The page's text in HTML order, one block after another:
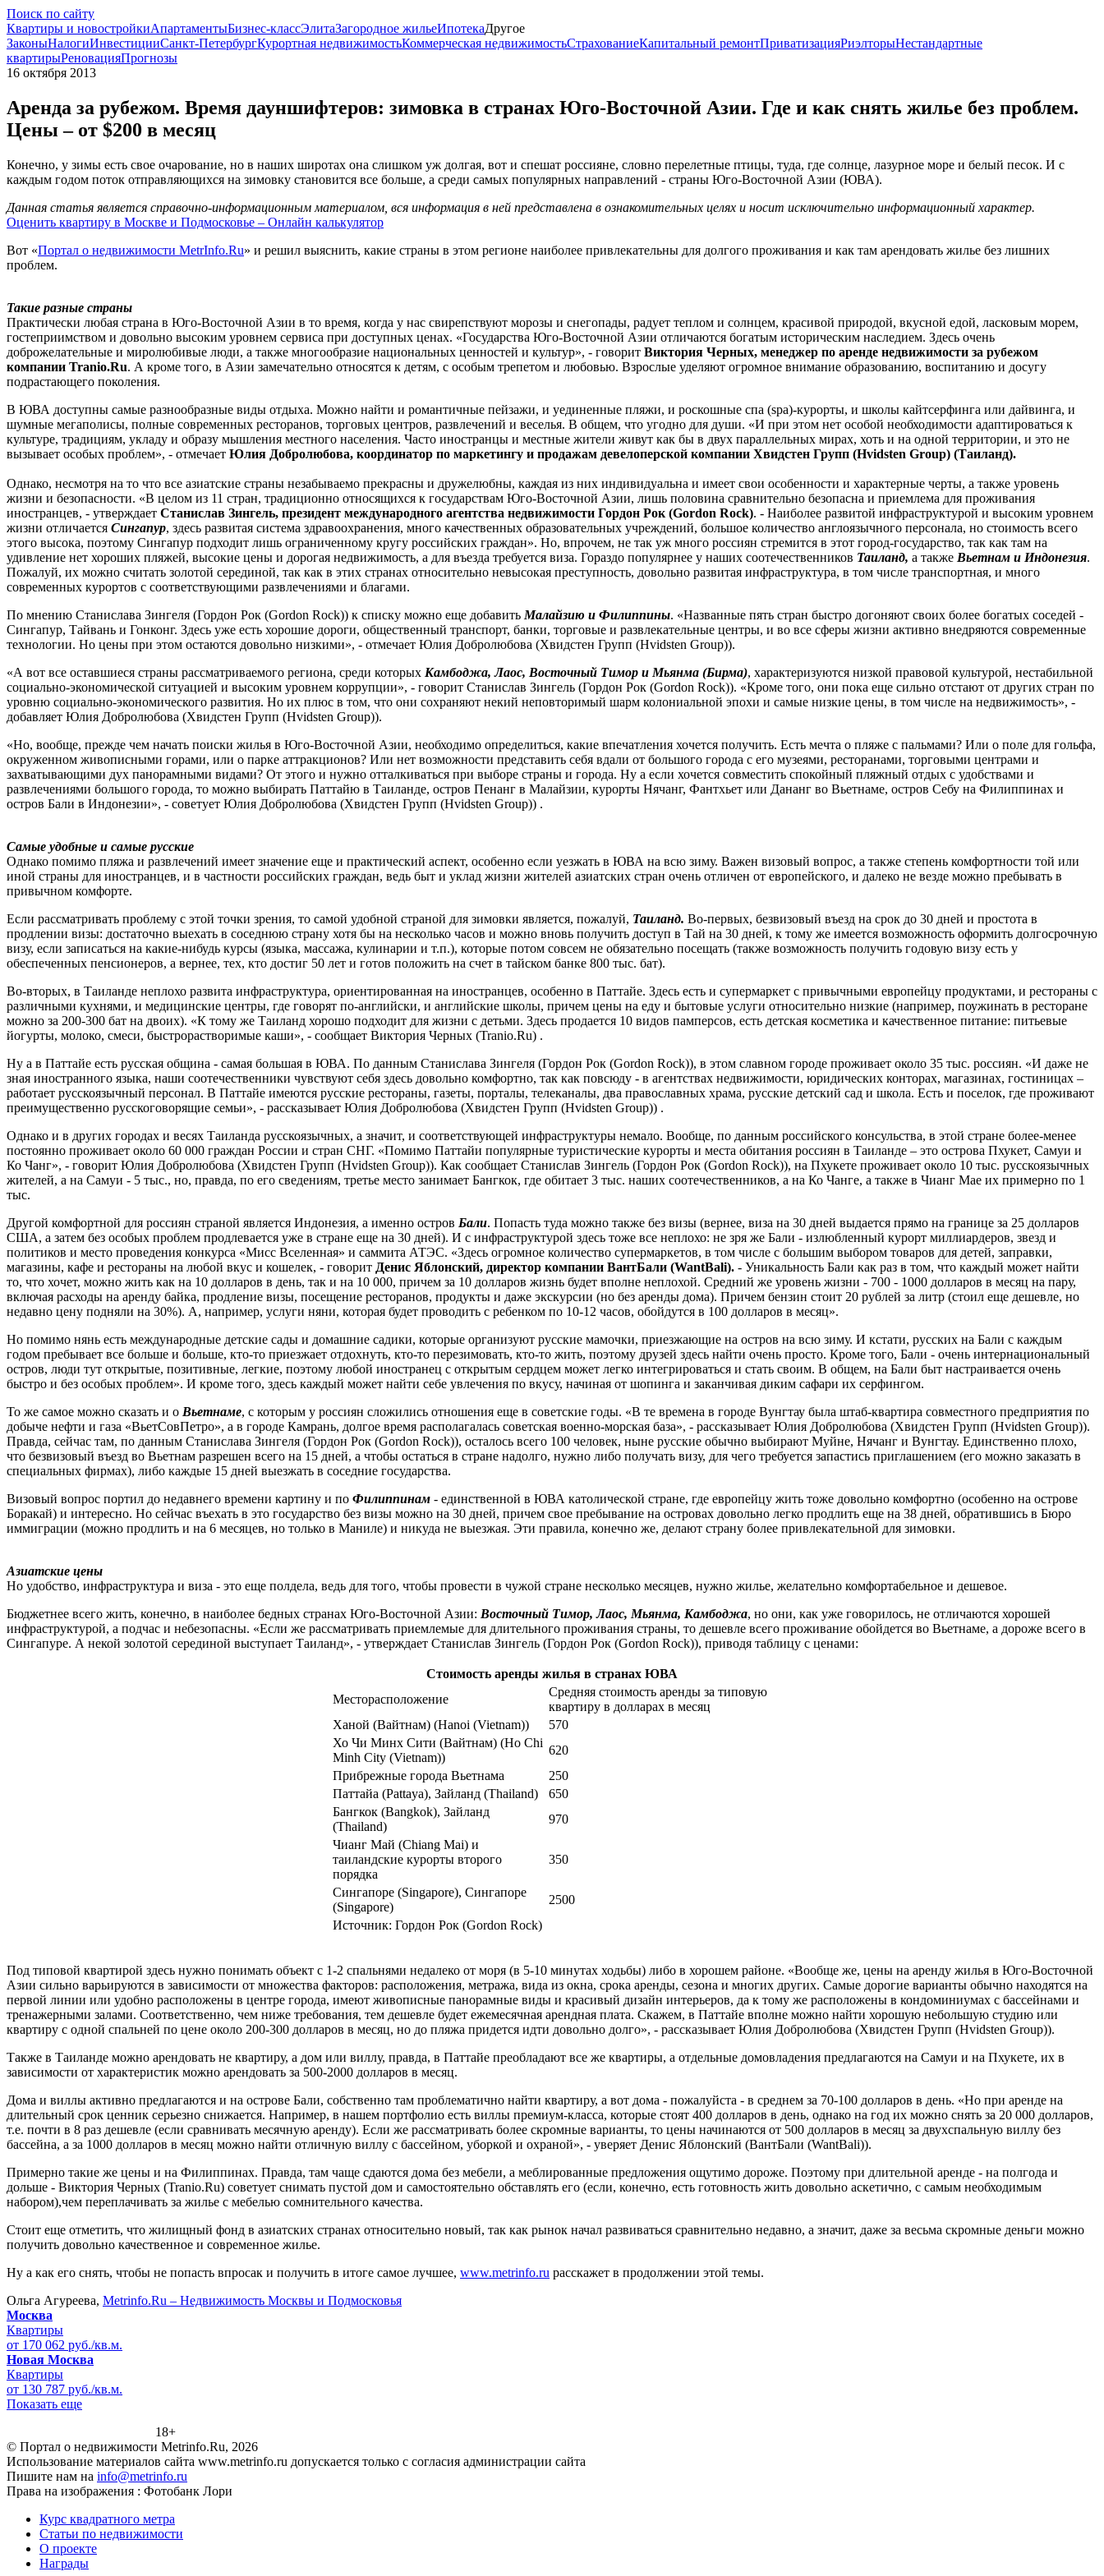
Поиск по сайту
Квартиры и новостройкиАпартаментыБизнес-классЭлитаЗагородное жильеИпотекаДругое
ЗаконыНалогиИнвестицииСанкт-ПетербургКурортная недвижимостьКоммерческая недвижимостьСтрахованиеКапитальный ремонтПриватизацияРиэлторыНестандартные
квартирыРеновацияПрогнозы
16 октября 2013
Аренда за рубежом. Время дауншифтеров: зимовка в странах Юго-Восточной Азии. Где и как снять жилье без проблем.
Цены – от $200 в месяц
Конечно, у зимы есть свое очарование, но в наших широтах она слишком уж долгая, вот и спешат россияне, словно перелетные птицы, туда, где солнце, лазурное море и белый песок. И с
каждым годом поток отправляющихся на зимовку становится все больше, а среди самых популярных направлений - страны Юго-Восточной Азии (ЮВА).
Данная статья является справочно-информационным материалом, вся информация в ней представлена в ознакомительных целях и носит исключительно информационный характер.
Оценить квартиру в Москве и Подмосковье – Онлайн калькулятор
Вот «Портал о недвижимости MetrInfo.Ru» и решил выяснить, какие страны в этом регионе наиболее привлекательны для долгого проживания и как там арендовать жилье без лишних
проблем.
Такие разные страны
Практически любая страна в Юго-Восточной Азии в то время, когда у нас свирепствуют морозы и снегопады, радует теплом и солнцем, красивой природой, вкусной едой, ласковым морем,
гостеприимством и довольно высоким уровнем сервиса при доступных ценах. «Государства Юго-Восточной Азии отличаются богатым историческим наследием. Здесь очень
доброжелательные и миролюбивые люди, а также многообразие национальных ценностей и культур», - говорит Виктория Черных, менеджер по аренде недвижимости за рубежом
компании Tranio.Ru. А кроме того, в Азии замечательно относятся к детям, с особым трепетом и любовью. Взрослые уделяют огромное внимание образованию, воспитанию и досугу
подрастающего поколения.
В ЮВА доступны самые разнообразные виды отдыха. Можно найти и романтичные пейзажи, и уединенные пляжи, и роскошные спа (spa)-курорты, и школы кайтсерфинга или дайвинга, и
шумные мегаполисы, полные современных ресторанов, торговых центров, развлечений и веселья. В общем, что угодно для души. «И при этом нет особой необходимости адаптироваться к
культуре, традициям, укладу и образу мышления местного населения. Часто иностранцы и местные жители живут как бы в двух параллельных мирах, хоть и на одной территории, и это не
вызывает особых проблем», - отмечает Юлия Добролюбова, координатор по маркетингу и продажам девелоперской компании Хвидстен Групп (Hvidsten Group) (Таиланд).
Однако, несмотря на то что все азиатские страны незабываемо прекрасны и дружелюбны, каждая из них индивидуальна и имеет свои особенности и характерные черты, а также уровень
жизни и безопасности. «В целом из 11 стран, традиционно относящихся к государствам Юго-Восточной Азии, лишь половина сравнительно безопасна и приемлема для проживания
иностранцев, - утверждает Станислав Зингель, президент международного агентства недвижимости Гордон Рок (Gordon Rock). - Наиболее развитой инфраструктурой и высоким уровнем
жизни отличается Сингапур, здесь развитая система здравоохранения, много качественных образовательных учреждений, большое количество англоязычного персонала, но стоимость всего
этого высока, поэтому Сингапур подходит лишь ограниченному кругу российских граждан». Но, впрочем, не так уж много россиян стремится в этот город-государство, так как там на
удивление нет хороших пляжей, высокие цены и дорогая недвижимость, а для въезда требуется виза. Гораздо популярнее у наших соотечественников Таиланд, а также Вьетнам и Индонезия.
Пожалуй, их можно считать золотой серединой, так как в этих странах относительно невысокая преступность, довольно развитая инфраструктура, в том числе транспортная, и много
современных курортов с соответствующими развлечениями и благами.
По мнению Станислава Зингеля (Гордон Рок (Gordon Rock)) к списку можно еще добавить Малайзию и Филиппины. «Названные пять стран быстро догоняют своих более богатых соседей -
Сингапур, Тайвань и Гонконг. Здесь уже есть хорошие дороги, общественный транспорт, банки, торговые и развлекательные центры, и во все сферы жизни активно внедряются современные
технологии. Но цены при этом остаются довольно низкими», - отмечает Юлия Добролюбова (Хвидстен Групп (Hvidsten Group)).
«А вот все оставшиеся страны рассматриваемого региона, среди которых Камбоджа, Лаос, Восточный Тимор и Мьянма (Бирма), характеризуются низкой правовой культурой, нестабильной
социально-экономической ситуацией и высоким уровнем коррупции», - говорит Станислав Зингель (Гордон Рок (Gordon Rock)). «Кроме того, они пока еще сильно отстают от других стран по
уровню социально-экономического развития. Но их плюс в том, что они сохраняют некий неповторимый шарм колониальной эпохи и самые низкие цены, в том числе на недвижимость», -
добавляет Юлия Добролюбова (Хвидстен Групп (Hvidsten Group)).
«Но, вообще, прежде чем начать поиски жилья в Юго-Восточной Азии, необходимо определиться, какие впечатления хочется получить. Есть мечта о пляже с пальмами? Или о поле для гольфа,
окруженном живописными горами, или о парке аттракционов? Или нет возможности представить себя вдали от большого города с его музеями, ресторанами, торговыми центрами и
захватывающими дух панорамными видами? От этого и нужно отталкиваться при выборе страны и города. Ну а если хочется совместить спокойный пляжный отдых с удобствами и
развлечениями большого города, то можно выбирать Паттайю в Таиланде, остров Пенанг в Малайзии, курорты Нячанг, Фантхьет или Дананг во Вьетнаме, остров Себу на Филиппинах и
остров Бали в Индонезии», - советует Юлия Добролюбова (Хвидстен Групп (Hvidsten Group)) .
Самые удобные и самые русские
Однако помимо пляжа и развлечений имеет значение еще и практический аспект, особенно если уезжать в ЮВА на всю зиму. Важен визовый вопрос, а также степень комфортности той или
иной страны для иностранцев, и в частности российских граждан, ведь быт и уклад жизни жителей азиатских стран очень отличен от европейского, и далеко не везде можно пребывать в
привычном комфорте.
Если рассматривать проблему с этой точки зрения, то самой удобной страной для зимовки является, пожалуй, Таиланд. Во-первых, безвизовый въезд на срок до 30 дней и простота в
продлении визы: достаточно выехать в соседнюю страну хотя бы на несколько часов и можно вновь получить доступ в Тай на 30 дней, к тому же имеется возможность оформить долгосрочную
визу, если записаться на какие-нибудь курсы (языка, массажа, кулинарии и т.п.), которые потом совсем не обязательно посещать (также возможность получить годовую визу есть у
обеспеченных пенсионеров, а вернее, тех, кто достиг 50 лет и готов положить на счет в тайском банке 800 тыс. бат).
Во-вторых, в Таиланде неплохо развита инфраструктура, ориентированная на иностранцев, особенно в Паттайе. Здесь есть и супермаркет с привычными европейцу продуктами, и рестораны с
различными кухнями, и медицинские центры, где говорят по-английски, и английские школы, причем цены на еду и бытовые услуги относительно низкие (например, поужинать в ресторане
можно за 200-300 бат на двоих). «К тому же Таиланд хорошо подходит для жизни с детьми. Здесь продается 10 видов памперсов, есть детская косметика и качественное питание: питьевые
йогурты, молоко, смеси, быстрорастворимые каши», - сообщает Виктория Черных (Tranio.Ru) .
Ну а в Паттайе есть русская община - самая большая в ЮВА. По данным Станислава Зингеля (Гордон Рок (Gordon Rock)), в этом славном городе проживает около 35 тыс. россиян. «И даже не
зная иностранного языка, наши соотечественники чувствуют себя здесь довольно комфортно, так как повсюду - в агентствах недвижимости, юридических конторах, магазинах, гостиницах –
работает русскоязычный персонал. В Паттайе имеются русские рестораны, газеты, порталы, телеканалы, два православных храма, русские детский сад и школа. Есть и поселок, где проживают
преимущественно русскоговорящие семьи», - рассказывает Юлия Добролюбова (Хвидстен Групп (Hvidsten Group)) .
Однако и в других городах и весях Таиланда русскоязычных, а значит, и соответствующей инфраструктуры немало. Вообще, по данным российского консульства, в этой стране более-менее
постоянно проживает около 60 000 граждан России и стран СНГ. «Помимо Паттайи популярные туристические курорты и места обитания россиян в Таиланде – это острова Пхукет, Самуи и
Ко Чанг», - говорит Юлия Добролюбова (Хвидстен Групп (Hvidsten Group)). Как сообщает Станислав Зингель (Гордон Рок (Gordon Rock)), на Пхукете проживает около 10 тыс. русскоязычных
жителей, а на Самуи - 5 тыс., но, правда, по его сведениям, третье место занимает Бангкок, где обитает 3 тыс. наших соотечественников, а на Ко Чанге, а также в Чианг Мае их примерно по 1
тыс.
Другой комфортной для россиян страной является Индонезия, а именно остров Бали. Попасть туда можно также без визы (вернее, виза на 30 дней выдается прямо на границе за 25 долларов
США, а затем без особых проблем продлевается уже в стране еще на 30 дней). И с инфраструктурой здесь тоже все неплохо: не зря же Бали - излюбленный курорт миллиардеров, звезд и
политиков и место проведения конкурса «Мисс Вселенная» и саммита АТЭС. «Здесь огромное количество супермаркетов, в том числе с большим выбором товаров для детей, заправки,
магазины, кафе и рестораны на любой вкус и кошелек, - говорит Денис Яблонский, директор компании ВантБали (WantBali). - Уникальность Бали как раз в том, что каждый может найти
то, что хочет, можно жить как на 10 долларов в день, так и на 10 000, причем за 10 долларов жизнь будет вполне неплохой. Средний же уровень жизни - 700 - 1000 долларов в месяц на пару,
включая расходы на аренду байка, продление визы, посещение ресторанов, продукты и даже экскурсии (но без аренды дома). Причем бензин стоит 20 рублей за литр (стоил еще дешевле, но
недавно цену подняли на 30%). А, например, услуги няни, которая будет проводить с ребенком по 10-12 часов, обойдутся в 100 долларов в месяц».
Но помимо нянь есть международные детские сады и домашние садики, которые организуют русские мамочки, приезжающие на остров на всю зиму. И кстати, русских на Бали с каждым
годом пребывает все больше и больше, кто-то приезжает отдохнуть, кто-то перезимовать, кто-то жить, поэтому друзей здесь найти очень просто. Кроме того, Бали - очень интернациональный
остров, люди тут открытые, позитивные, легкие, поэтому любой иностранец с открытым сердцем может легко интегрироваться и стать своим. В общем, на Бали быт настраивается очень
быстро и без особых проблем». И кроме того, здесь каждый может найти себе увлечения по вкусу, начиная от шопинга и заканчивая диким сафари их серфингом.
То же самое можно сказать и о Вьетнаме, с которым у россиян сложились отношения еще в советские годы. «В те времена в городе Вунгтау была штаб-квартира совместного предприятия по
добыче нефти и газа «ВьетСовПетро», а в городе Камрань, долгое время располагалась советская военно-морская база», - рассказывает Юлия Добролюбова (Хвидстен Групп (Hvidsten Group)).
Правда, сейчас там, по данным Станислава Зингеля (Гордон Рок (Gordon Rock)), осталось всего 100 человек, ныне русские обычно выбирают Муйне, Нячанг и Вунгтау. Единственно плохо,
что безвизовый въезд во Вьетнам разрешен всего на 15 дней, а чтобы остаться в стране надолго, нужно либо получать визу, для чего требуется запастись приглашением (его можно заказать в
специальных фирмах), либо каждые 15 дней выезжать в соседние государства.
Визовый вопрос портил до недавнего времени картину и по Филиппинам - единственной в ЮВА католической стране, где европейцу жить тоже довольно комфортно (особенно на острове
Боракай) и интересно. Но сейчас въехать в это государство без визы можно на 30 дней, причем свое пребывание на островах довольно легко продлить еще на 38 дней, обратившись в Бюро
иммиграции (можно продлить и на 6 месяцев, но только в Маниле) и никуда не выезжая. Эти правила, конечно же, делают страну более привлекательной для зимовки.
Азиатские цены
Но удобство, инфраструктура и виза - это еще полдела, ведь для того, чтобы провести в чужой стране несколько месяцев, нужно жилье, желательно комфортабельное и дешевое.
Бюджетнее всего жить, конечно, в наиболее бедных странах Юго-Восточной Азии: Восточный Тимор, Лаос, Мьянма, Камбоджа, но они, как уже говорилось, не отличаются хорошей
инфраструктурой, а подчас и небезопасны. «Если же рассматривать приемлемые для длительного проживания страны, то дешевле всего проживание обойдется во Вьетнаме, а дороже всего в
Сингапуре. А некой золотой серединой выступает Таиланд», - утверждает Станислав Зингель (Гордон Рок (Gordon Rock)), приводя таблицу с ценами:
Стоимость аренды жилья в странах ЮВА
Месторасположение
Средняя стоимость аренды за типовую
квартиру в долларах в месяц
Ханой (Вайтнам) (Hanoi (Vietnam))
570
Хо Чи Минх Сити (Вайтнам) (Ho Chi
Minh City (Vietnam))
620
Прибрежные города Вьетнама
250
Паттайа (Pattaya), Зайланд (Thailand)
650
Бангкок (Bangkok), Зайланд
(Thailand)
970
Чианг Май (Chiang Mai) и
таиландские курорты второго
порядка
350
Сингапоре (Singapore), Сингапоре
(Singapore)
2500
Источник: Гордон Рок (Gordon Rock)
Под типовой квартирой здесь нужно понимать объект с 1-2 спальнями недалеко от моря (в 5-10 минутах ходьбы) либо в хорошем районе. «Вообще же, цены на аренду жилья в Юго-Восточной
Азии сильно варьируются в зависимости от множества факторов: расположения, метража, вида из окна, срока аренды, сезона и многих других. Самые дорогие варианты обычно находятся на
первой линии или удобно расположены в центре города, имеют живописные панорамные виды и красивый дизайн интерьеров, да к тому же расположены в кондоминиумах с бассейнами и
тренажерными залами. Соответственно, чем ниже требования, тем дешевле будет ежемесячная арендная плата. Скажем, в Паттайе вполне можно найти хорошую небольшую студию или
квартиру с одной спальней по цене около 200-300 долларов в месяц, но до пляжа придется идти довольно долго», - рассказывает Юлия Добролюбова (Хвидстен Групп (Hvidsten Group)).
Также в Таиланде можно арендовать не квартиру, а дом или виллу, правда, в Паттайе преобладают все же квартиры, а отдельные домовладения предлагаются на Самуи и на Пхукете, их в
зависимости от характеристик можно арендовать за 500-2000 долларов в месяц.
Дома и виллы активно предлагаются и на острове Бали, собственно там проблематично найти квартиру, а вот дома - пожалуйста - в среднем за 70-100 долларов в день. «Но при аренде на
длительный срок ценник серьезно снижается. Например, в нашем портфолио есть виллы премиум-класса, которые стоят 400 долларов в день, однако на год их можно снять за 20 000 долларов,
т.е. почти в 8 раз дешевле (если сравнивать месячную аренду). Если же рассматривать более скромные варианты, то цены начинаются от 500 долларов в месяц за двухспальную виллу без
бассейна, а за 1000 долларов в месяц можно найти отличную виллу с бассейном, уборкой и охраной», - уверяет Денис Яблонский (ВантБали (WantBali)).
Примерно такие же цены и на Филиппинах. Правда, там чаще сдаются дома без мебели, а меблированные предложения ощутимо дороже. Поэтому при длительной аренде - на полгода и
дольше - Виктория Черных (Tranio.Ru) советует снимать пустой дом и самостоятельно обставлять его (если, конечно, есть готовность жить довольно аскетично, с самым необходимым
набором),чем переплачивать за жилье с мебелью сомнительного качества.
Стоит еще отметить, что жилищный фонд в азиатских странах относительно новый, так как рынок начал развиваться сравнительно недавно, а значит, даже за весьма скромные деньги можно
получить довольно качественное и современное жилье.
Ну а как его снять, чтобы не попасть впросак и получить в итоге самое лучшее, www.metrinfo.ru расскажет в продолжении этой темы.
Ольга Агуреева, Metrinfo.Ru – Недвижимость Москвы и Подмосковья
Москва
Квартиры
от 170 062 руб./кв.м.
Новая Москва
Квартиры
от 130 787 руб./кв.м.
Показать еще
18+
© Портал о недвижимости Metrinfo.Ru, 2026
Использование материалов сайта www.metrinfo.ru допускается только с согласия администрации сайта
Пишите нам на info@metrinfo.ru
Права на изображения : Фотобанк Лори
Курс квадратного метра
Статьи по недвижимости
О проекте
Награды